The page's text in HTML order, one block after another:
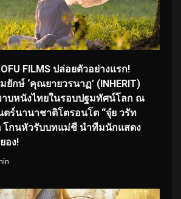
FILMS ปล่อยตัวอย่างแรก!
กษ์ ‘คุณยายวรนาฏ’ (INHERIT)
าบหนังไทยในรอบปฐมทัศน์โลก ณ
ตร์นานาชาติโตรอนโต “จุ๋ย วรัท
โกนหัวรับบทแม่ชี นำทีมนักแสดง
อง!